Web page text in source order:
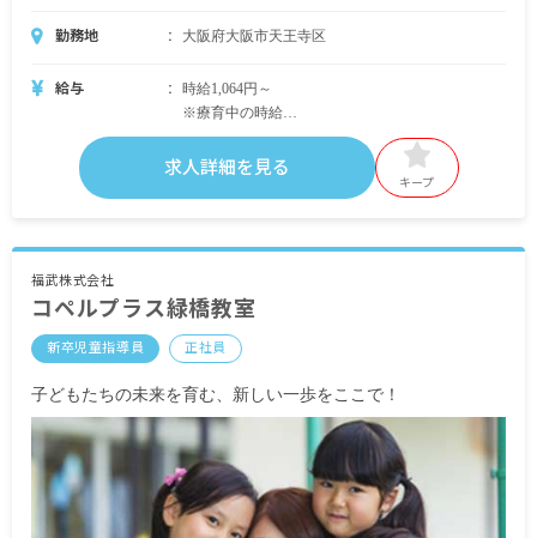
勤務地 大阪府大阪市天王寺区
給与
時給1,064円～
※療育中の時給
・無資格／児童指導員：時給1,200円～（無資格で
も心理学を学んでいた方は時給1,250円～）
・教員免許を保有：時給1,250円～
交通費実費支給
※試用期間6カ月／日給8,000円
求人詳細を見る
キープ
福武株式会社
コペルプラス緑橋教室
新卒児童指導員 正社員
子どもたちの未来を育む、新しい一歩をここで！